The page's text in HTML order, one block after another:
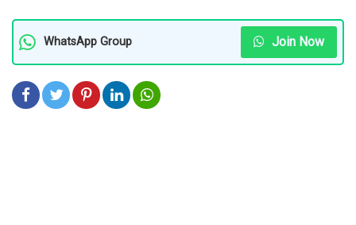
WhatsApp Group Join Now